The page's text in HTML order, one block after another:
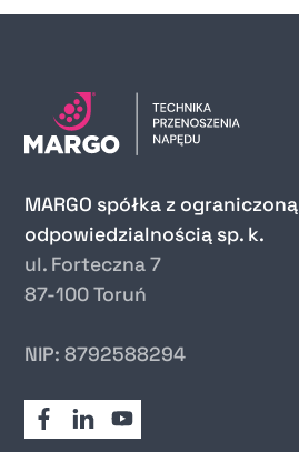
MARGO spółka z ograniczoną
odpowiedzialnością sp. k.
ul. Forteczna 7
87-100 Toruń
NIP: 8792588294